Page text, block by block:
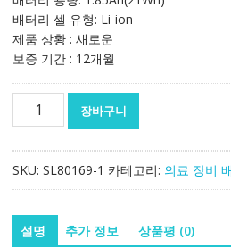
배터리 셀 유형: Li-ion
제품 상황 : 새로운
보증 기간 : 12개월
리
환
가
장바구니
SKU: SL80169-1 카테고리: 의료 장비
설명 추가 정보 상품평 (0)